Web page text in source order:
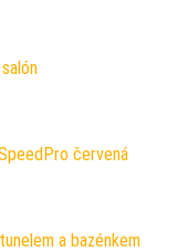
červená
a bazénkem